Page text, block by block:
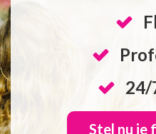
24/
Stel nu je